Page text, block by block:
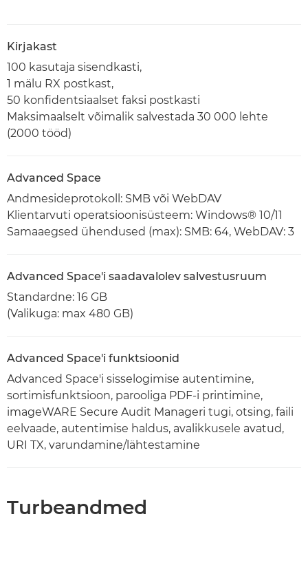
Kirjakast
100 kasutaja sisendkasti,
1 mälu RX postkast,
50 konfidentsiaalset faksi postkasti
Maksimaalselt võimalik salvestada 30 000 lehte
(2000 tööd)
Advanced Space
Andmesideprotokoll: SMB või WebDAV
Klientarvuti operatsioonisüsteem: Windows® 10/11
Samaaegsed ühendused (max): SMB: 64, WebDAV: 3
Advanced Space'i saadavalolev salvestusruum
Standardne: 16 GB
(Valikuga: max 480 GB)
Advanced Space'i funktsioonid
Advanced Space'i sisselogimise autentimine,
sortimisfunktsioon, parooliga PDF-i printimine,
imageWARE Secure Audit Manageri tugi, otsing, faili
eelvaade, autentimise haldus, avalikkusele avatud,
URI TX, varundamine/lähtestamine
Turbeandmed